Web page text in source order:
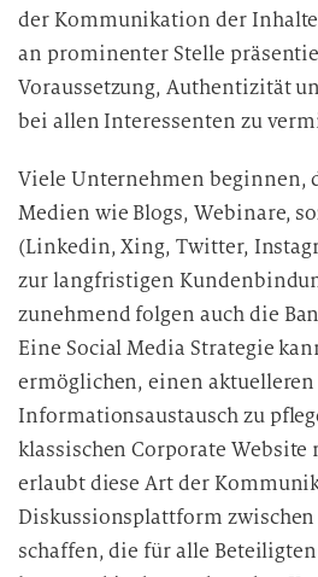
der Kommunikation der
an prominenter Stelle
Voraussetzung, Authentizität
bei allen Interessenten zu
Viele Unternehmen beginnen,
Medien wie Blogs, Webinare,
(Linkedin, Xing, Twitter,
zur langfristigen
zunehmend folgen auch die
Eine Social Media Strategie
ermöglichen, einen
Informationsaustausch zu
klassischen Corporate Website
erlaubt diese Art der
Diskussionsplattform
schaffen, die für alle